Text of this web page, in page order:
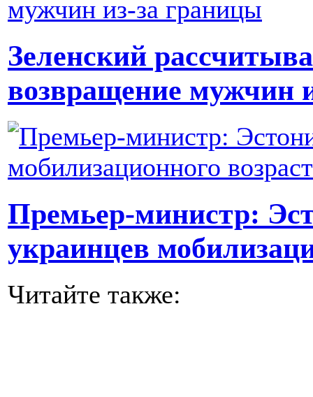
Зеленский
возвращение мужчин
Премьер-министр:
украинцев
Читайте также: